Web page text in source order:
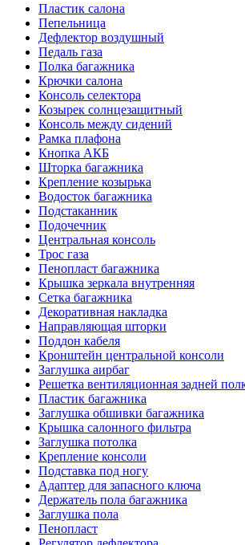
Пластик салона
Пепельница
Дефлектор воздушный
Педаль газа
Полка багажника
Крючки салона
Консоль селектора
Козырек солнцезащитный
Консоль между сидений
Рамка плафона
Кнопка АКБ
Шторка багажника
Крепление козырька
Водосток багажника
Подстаканник
Подочечник
Центральная консоль
Трос газа
Пенопласт багажника
Крышка зеркала внутренняя
Сетка багажника
Декоративная накладка
Направляющая шторки
Поддон кабеля
Кронштейн центральной консоли
Заглушка аирбаг
Решетка вентиляционная задней
Пластик багажника
Заглушка обшивки багажника
Крышка салонного фильтра
Заглушка потолка
Крепление консоли
Подставка под ногу
Адаптер для запасного ключа
Держатель пола багажника
Заглушка пола
Пенопласт